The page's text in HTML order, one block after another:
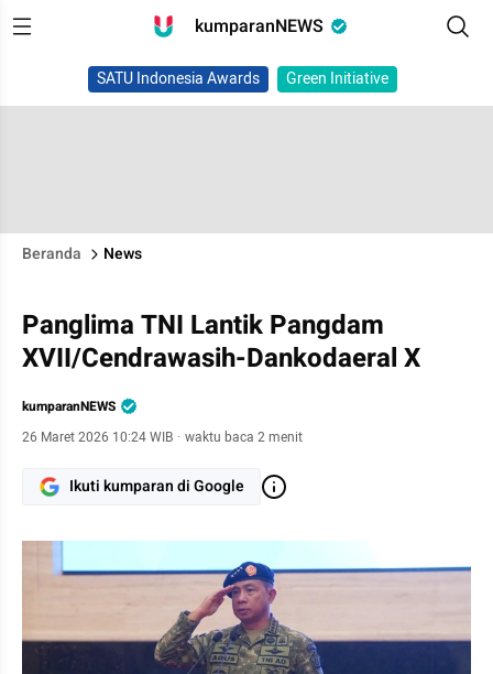
kumparanNEWS
SATU Indonesia Awards Green Initiative
Beranda News
Panglima TNI Lantik Pangdam
XVII/Cendrawasih-Dankodaeral X
kumparanNEWS
26 Maret 2026 10:24 WIB · waktu baca 2 menit
Ikuti kumparan di Google